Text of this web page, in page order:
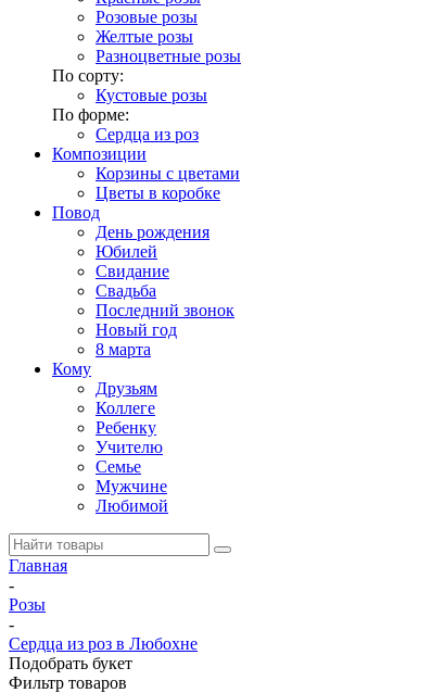
Розовые розы
Желтые розы
Разноцветные розы
По сорту:
Кустовые розы
По форме:
Сердца из роз
Композиции
Корзины с цветами
Цветы в коробке
Повод
День рождения
Юбилей
Свидание
Свадьба
Последний звонок
Новый год
8 марта
Кому
Друзьям
Коллеге
Ребенку
Учителю
Семье
Мужчине
Любимой
Главная
-
Розы
-
Сердца из роз в Любохне
Подобрать букет
Фильтр товаров